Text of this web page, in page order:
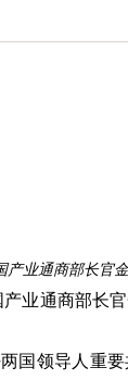
业通商部长官金
业通商部长
国领导人重